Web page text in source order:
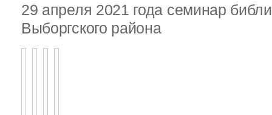
29 апреля 2021 года семинар
Выборгского района